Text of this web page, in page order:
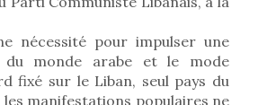
nécessité pour impulser une
du monde arabe et le mode
fixé sur le Liban, seul pays du
les manifestations populaires ne